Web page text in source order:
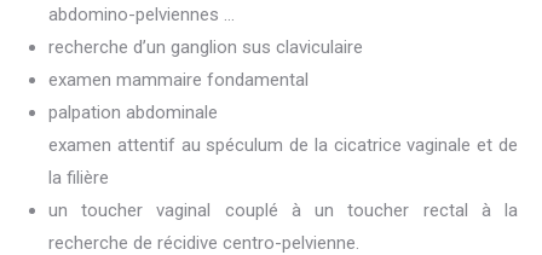
abdomino-pelviennes …
recherche d’un ganglion sus claviculaire
examen mammaire fondamental
palpation abdominale
examen attentif au spéculum de la cicatrice vaginale et de
la filière
un toucher vaginal couplé à un toucher rectal à la
recherche de récidive centro-pelvienne.